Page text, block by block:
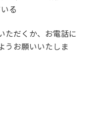
る
ただくか、お電話に
うお願いいたしま